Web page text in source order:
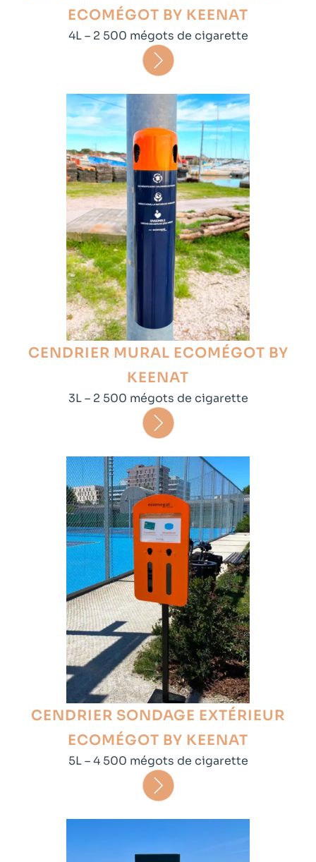
ECOMÉGOT BY KEENAT
4L – 2 500 mégots de cigarette
CENDRIER MURAL ECOMÉGOT BY
KEENAT
3L – 2 500 mégots de cigarette
CENDRIER SONDAGE EXTÉRIEUR
ECOMÉGOT BY KEENAT
5L – 4 500 mégots de cigarette